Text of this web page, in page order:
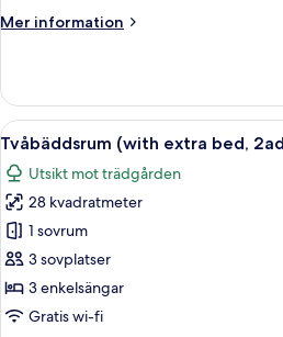
3
Mer information
Mer
(with
extra
bed
3
adults)
Öppna
alla
foton
för
Tvåbäddsrum
(with
extra
bed,
En
6
Tvåbäddsrum (with extra bed,
Utsikt mot trädgården
28 kvadratmeter
1 sovrum
3 sovplatser
3 enkelsängar
Gratis wi-fi